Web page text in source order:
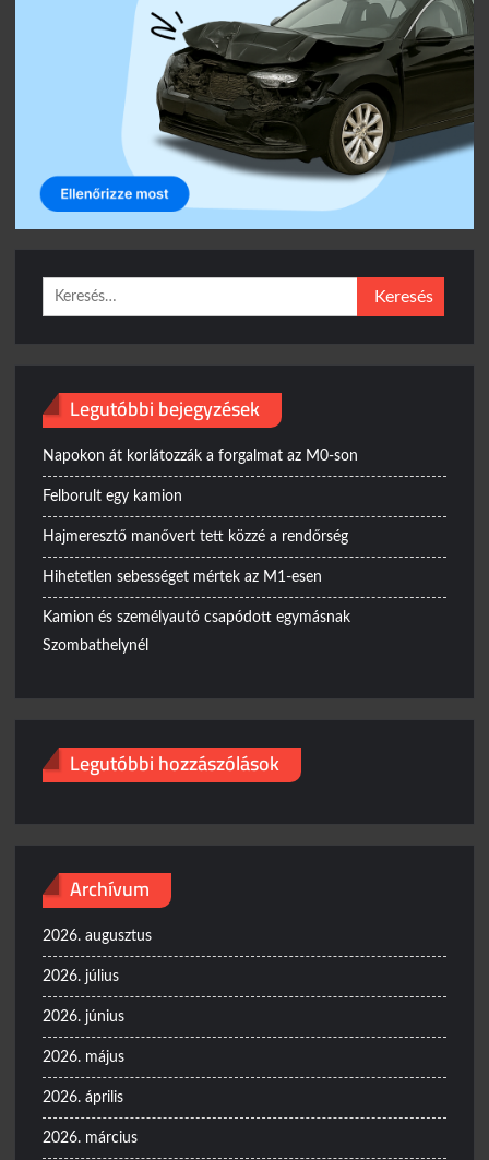
Keresés:
Legutóbbi bejegyzések
Napokon át korlátozzák a forgalmat az M0-son
Felborult egy kamion
Hajmeresztő manővert tett közzé a rendőrség
Hihetetlen sebességet mértek az M1-esen
Kamion és személyautó csapódott egymásnak
Szombathelynél
Legutóbbi hozzászólások
Archívum
2026. augusztus
2026. július
2026. június
2026. május
2026. április
2026. március